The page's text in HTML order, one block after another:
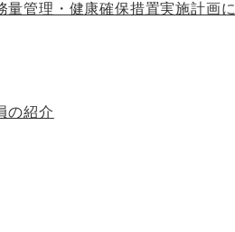
管理・健康確保措置実施計画に
の紹介